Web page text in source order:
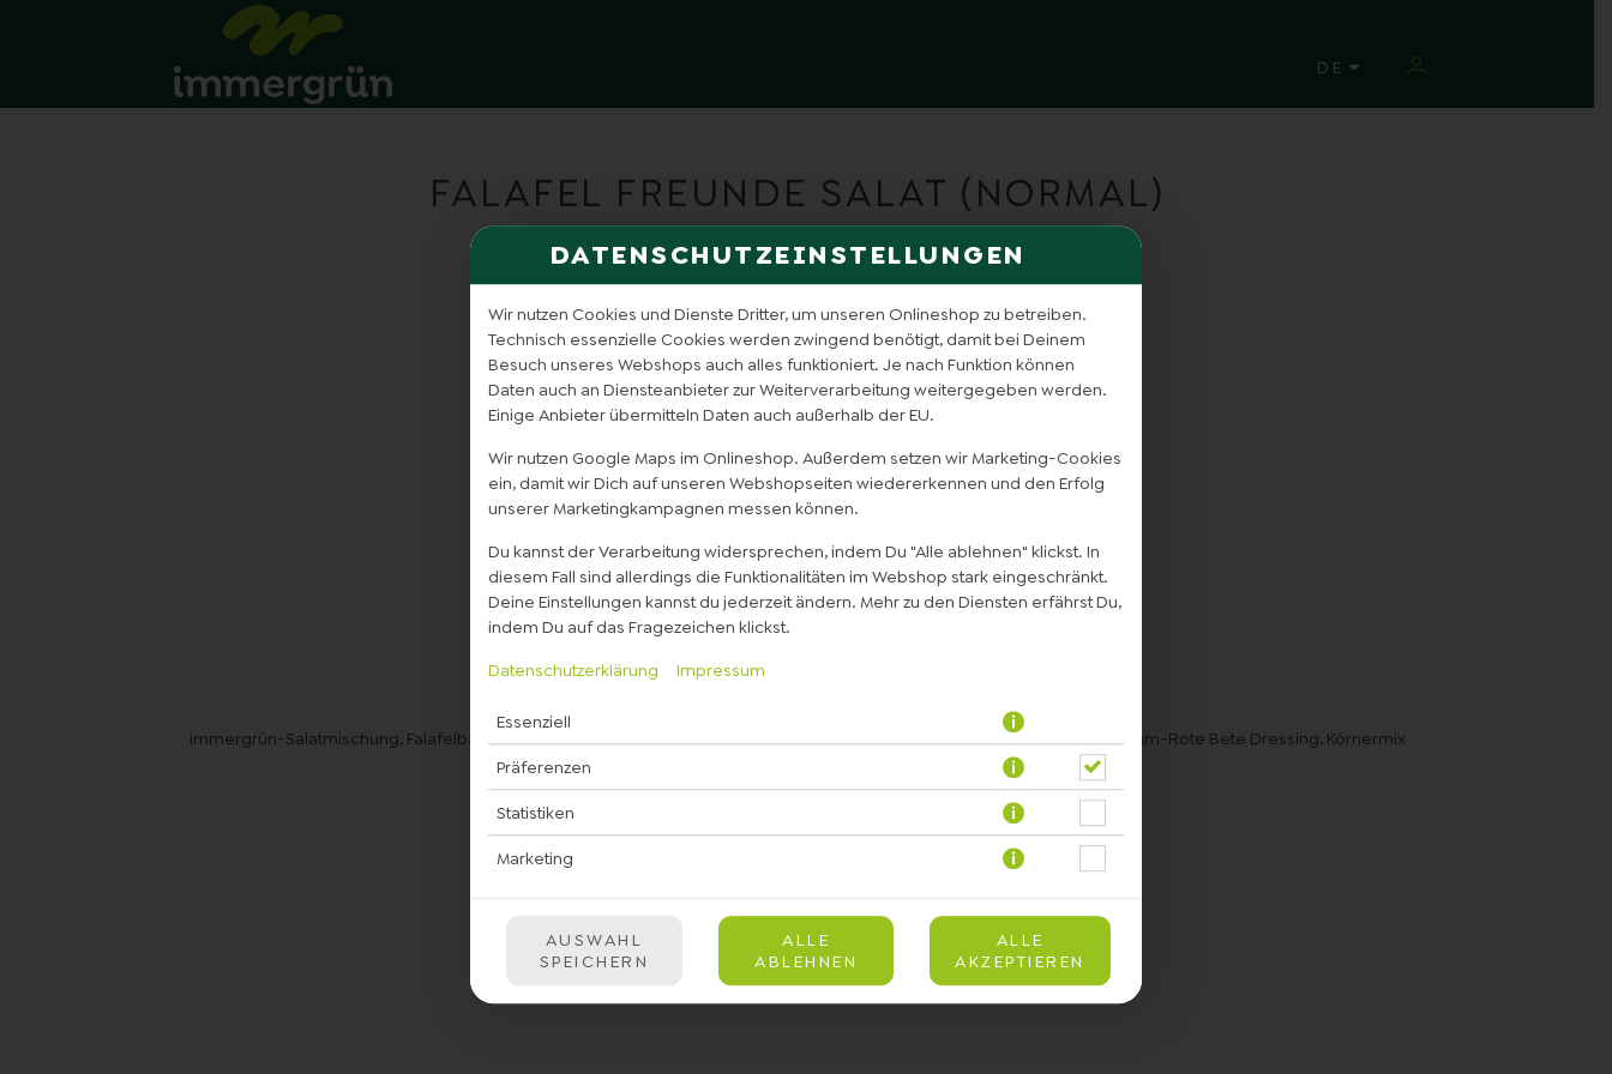
DATENSCHUTZEINSTELLUNGEN
Wir nutzen Cookies und Dienste Dritter, um unseren Onlineshop zu betreiben.
Technisch essenzielle Cookies werden zwingend benötigt, damit bei Deinem
Besuch unseres Webshops auch alles funktioniert. Je nach Funktion können
Daten auch an Diensteanbieter zur Weiterverarbeitung weitergegeben werden.
Einige Anbieter übermitteln Daten auch außerhalb der EU.
Wir nutzen Google Maps im Onlineshop. Außerdem setzen wir Marketing-Cookies
ein, damit wir Dich auf unseren Webshopseiten wiedererkennen und den Erfolg
unserer Marketingkampagnen messen können.
Du kannst der Verarbeitung widersprechen, indem Du "Alle ablehnen" klickst. In
diesem Fall sind allerdings die Funktionalitäten im Webshop stark eingeschränkt.
Deine Einstellungen kannst du jederzeit ändern. Mehr zu den Diensten erfährst Du,
indem Du auf das Fragezeichen klickst.
Datenschutzerklärung
Impressum
Essenziell
Präferenzen
Statistiken
Marketing
AUSWAHL
SPEICHERN
ALLE
ABLEHNEN
ALLE
AKZEPTIEREN
DE
SPRACHE ÄNDERN
FALAFEL FREUNDE SALAT (NORMAL)
immergrün-Salatmischung, Falafelbällchen mit veganem Dressing, Avocado, Karotten, eingelegter Rotkohl, fruchtiges Sesam-Rote Bete Dressing, Körnermix
JETZT BESTELLEN